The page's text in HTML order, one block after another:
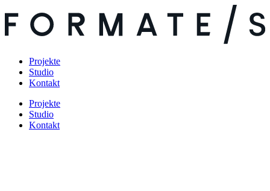
Projekte
Studio
Kontakt
Projekte
Studio
Kontakt